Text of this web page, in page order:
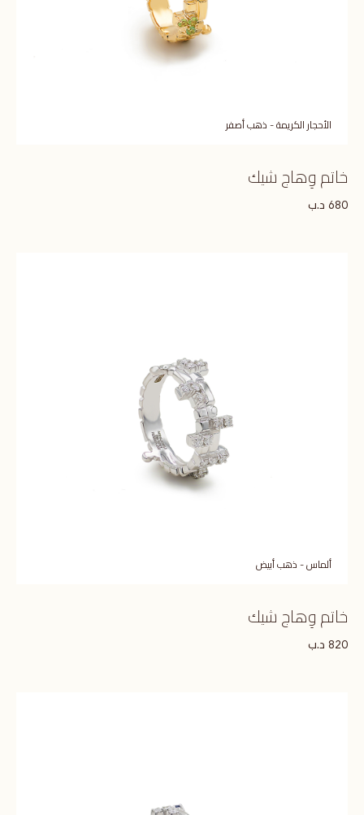
الأحجار الكريمة - ذهب أصفر
خاتم وِهاج شيك
680 د.ب
ألماس - ذهب أبيض
خاتم وِهاج شيك
820 د.ب